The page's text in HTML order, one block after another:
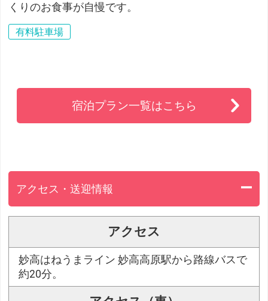
くりのお食事が自慢です。
有料駐車場
宿泊プラン一覧はこちら
アクセス・送迎情報
アクセス
妙高はねうまライン 妙高高原駅から路線バスで
約20分。